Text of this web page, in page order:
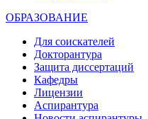
ОБРАЗОВАНИЕ
Для соискателей
Докторантура
Защита диссертаций
Кафедры
Лицензии
Аспирантура